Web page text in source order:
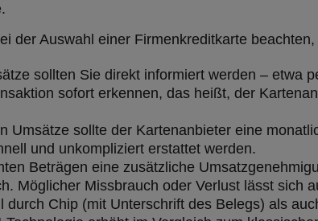
der Auswahl einer Firmenkreditkarte
sollten Sie direkt informiert werden – etwa
sofort erkennen, das heißt, der
Umsätze sollte der Kartenanbieter eine
und unkompliziert erstattet werden.
Beträgen eine zusätzliche
Möglicher Missbrauch oder Verlust lässt sich
Chip (mit Unterschrift des Belegs) als